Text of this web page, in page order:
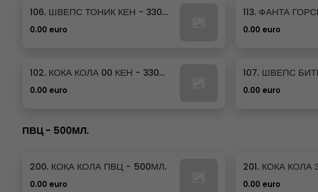
106. ШВЕПС ТОНИК КЕН - 330МЛ.
0.00 euro 0.00 euro
102. КОКА КОЛА 00 КЕН - 330МЛ.
0.00 euro 0.00 euro
ПВЦ - 500МЛ.
200. КОКА КОЛА ПВЦ - 500МЛ.
0.00 euro 0.00 euro